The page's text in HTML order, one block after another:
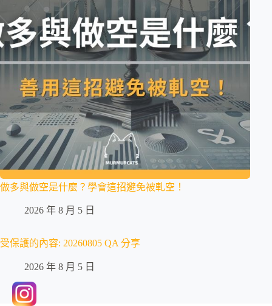
做多與做空是什麼？學會這招避免被軋空！
2026 年 8 月 5 日
受保護的內容: 20260805 QA 分享
2026 年 8 月 5 日